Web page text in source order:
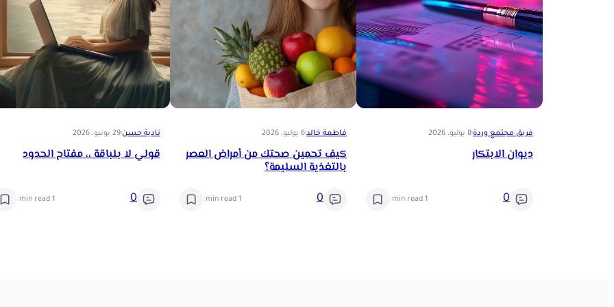
فريق مجتمع وردة·8 يوليو، 2026
ديوان الابتكار
0
1 min read
فاطمة خالد·6 يوليو، 2026
كيف تحمين صحتك من أمراض العصر
بالتغذية السليمة؟
0
1 min read
نادية حسن·29 يونيو، 2026
قولي لا بلباقة ،، مفتاح الحدود
0
1 min read